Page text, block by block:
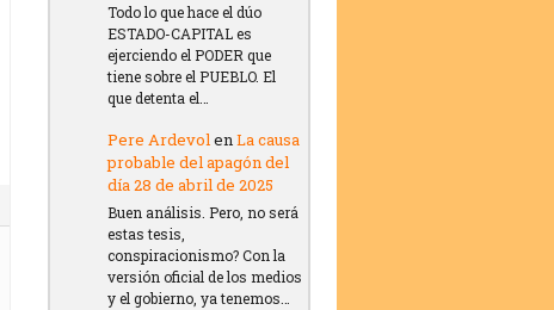
Todo lo que hace el dúo
ESTADO-CAPITAL es
ejerciendo el PODER que
tiene sobre el PUEBLO. El
que detenta el…
Pere ArdevolenLa causa
probable del apagón del
día 28 de abril de 2025
Buen análisis. Pero, no será
estas tesis,
conspiracionismo? Con la
versión oficial de los medios
y el gobierno, ya tenemos…